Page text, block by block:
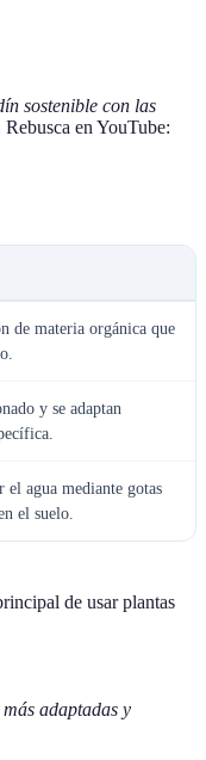
sostenible con las
Rebusca en YouTube:
de materia orgánica que
y se adaptan
el agua mediante gotas
el suelo.
de usar plantas
adaptadas y